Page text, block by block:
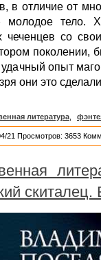
в отличие от
тело.
чеченцев со
поколении,
опыт
они это
литература,
21 Просмотров: 3653